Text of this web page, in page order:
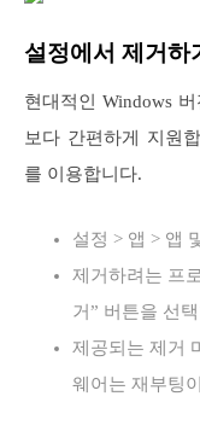
설정에서 제거하
현대적인 Windows
보다 간편하게 지원
를 이용합니다.
설정 > 앱 > 앱
제거하려는 프
거” 버튼을 선
제공되는 제거
웨어는 재부팅